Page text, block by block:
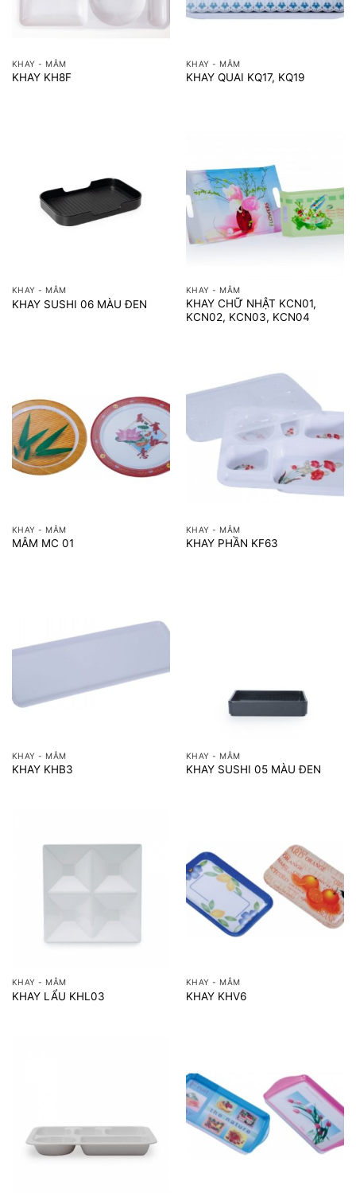
KHAY - MÂM
KHAY KH8F
KHAY - MÂM
KHAY QUAI KQ17, KQ19
KHAY - MÂM
KHAY SUSHI 06 MÀU ĐEN
KHAY - MÂM
KHAY CHỮ NHẬT KCN01,
KCN02, KCN03, KCN04
KHAY - MÂM
MÂM MC 01
KHAY - MÂM
KHAY PHẦN KF63
KHAY - MÂM
KHAY KHB3
KHAY - MÂM
KHAY SUSHI 05 MÀU ĐEN
KHAY - MÂM
KHAY LẨU KHL03
KHAY - MÂM
KHAY KHV6